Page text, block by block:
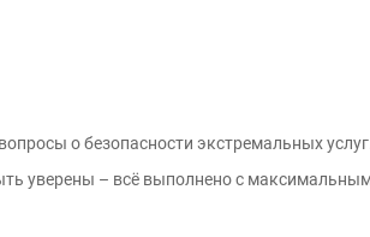
о безопасности экстремальных
уверены – всё выполнено с